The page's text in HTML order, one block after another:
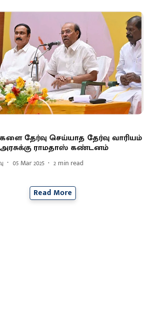
தேர்வு செய்யாத தேர்வு வாரியம்
அரசுக்கு ராமதாஸ் கண்டனம்
05 Mar 2025 2 min read
Read More